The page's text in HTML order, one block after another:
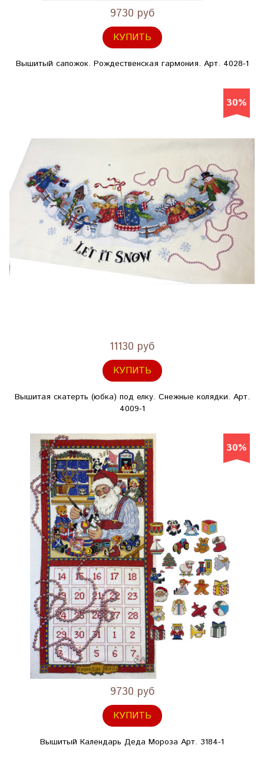
9730 руб
КУПИТЬ
Вышитый сапожок. Рождественская гармония. Арт. 4028-1
30%
11130 руб
КУПИТЬ
Вышитая скатерть (юбка) под елку. Снежные колядки. Арт.
4009-1
30%
9730 руб
КУПИТЬ
Вышитый Календарь Деда Мороза Арт. 3184-1